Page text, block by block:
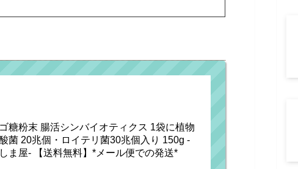
糖粉末 腸活シンバイオティクス 1袋に植物
菌 20兆個・ロイテリ菌30兆個入り 150g -
ま屋- 【送料無料】*メール便での発送*